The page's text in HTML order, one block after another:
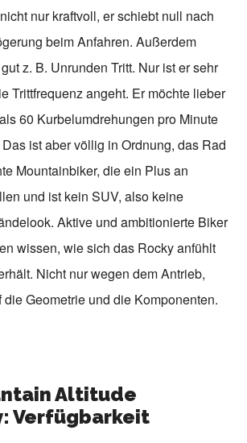
nur kraftvoll, er schiebt null nach
beim Anfahren. Außerdem
gut z. B. Unrunden Tritt. Nur ist er sehr
Trittfrequenz angeht. Er möchte lieber
60 Kurbelumdrehungen pro Minute
ist aber völlig in Ordnung, das Rad
Mountainbiker, die ein Plus an
und ist kein SUV, also keine
Aktive und ambitionierte Biker
wissen, wie sich das Rocky anfühlt
Nicht nur wegen dem Antrieb,
Geometrie und die Komponenten.
Altitude
Verfügbarkeit